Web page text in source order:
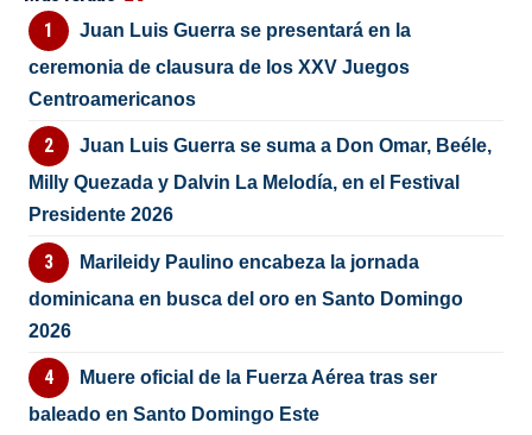
Juan Luis Guerra se presentará en la
ceremonia de clausura de los XXV Juegos
Centroamericanos
Juan Luis Guerra se suma a Don Omar, Beéle,
Milly Quezada y Dalvin La Melodía, en el Festival
Presidente 2026
Marileidy Paulino encabeza la jornada
dominicana en busca del oro en Santo Domingo
2026
Muere oficial de la Fuerza Aérea tras ser
baleado en Santo Domingo Este